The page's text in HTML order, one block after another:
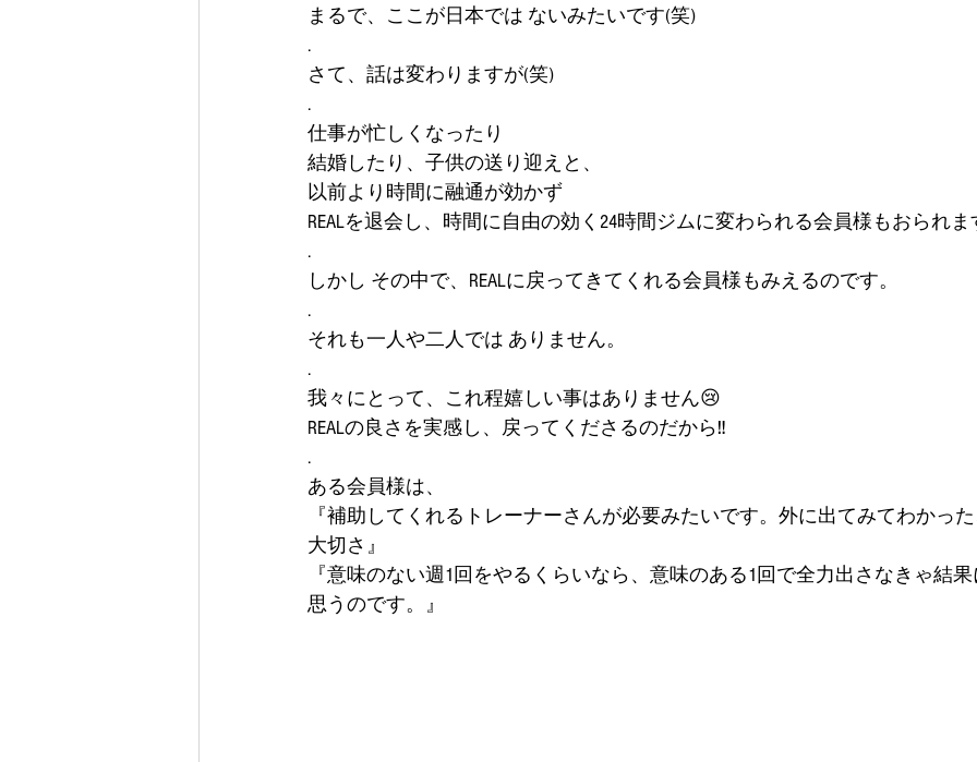
まるで、ここが日本では ないみたいです(笑)
.
さて、話は変わりますが(笑)
.
仕事が忙しくなったり
結婚したり、子供の送り迎えと、
以前より時間に融通が効かず
REALを退会し、時間に自由の効く24時間ジムに変わられる会員様もおられま
.
しかし その中で、REALに戻ってきてくれる会員様もみえるのです。
.
それも一人や二人では ありません。
.
我々にとって、これ程嬉しい事はありません😢
REALの良さを実感し、戻ってくださるのだから‼️
.
ある会員様は、
『補助してくれるトレーナーさんが必要みたいです。外に出てみてわかっ
大切さ』
『意味のない週1回をやるくらいなら、意味のある1回で全力出さなきゃ結
思うのです。』